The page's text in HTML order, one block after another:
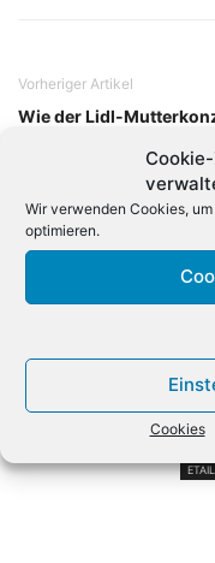
Wir verwenden Cookies,
optimieren.
Cookies
Vorheriger Artikel
Wie der Lidl-
ETAIL